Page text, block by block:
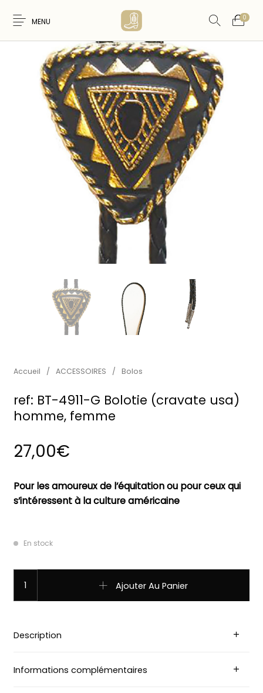
MENU 0
Nouveaux
FEMME HOMME
WESTERN &
COUNTRY
ACCESSOIRES CEINTURES
Accueil / ACCESSOIRES / Bolos
ref: BT-4911-G Bolotie (cravate usa)
homme, femme
27,00€
Pour les amoureux de l’équitation ou pour ceux qui
s’intéressent à la culture américaine
En stock
Ajouter Au Panier
Description
Informations complémentaires